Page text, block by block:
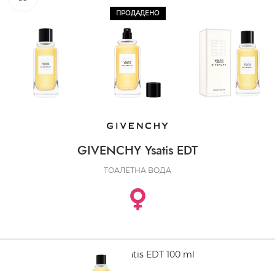
ПРОДАДЕНО
GIVENCHY Ysatis EDT
ТОАЛЕТНА ВОДА
GIVENCHY Ysatis EDT 100 ml